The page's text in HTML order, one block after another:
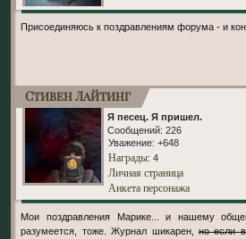
Присоединяюсь к поздравлениям форума - и
Стивен Лайтинг
Я песец. Я пришел.
Сообщений: 226
Уважение: +648
Награды: 4
Личная страница
Анкета персонажа
Мои поздравления Марике... и нашему
разумеется, тоже. Журнал шикарен, но если